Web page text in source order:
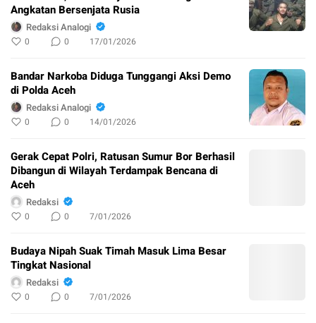
Angkatan Bersenjata Rusia
Redaksi Analogi
0 0 17/01/2026
Bandar Narkoba Diduga Tunggangi Aksi Demo
di Polda Aceh
Redaksi Analogi
0 0 14/01/2026
Gerak Cepat Polri, Ratusan Sumur Bor Berhasil
Dibangun di Wilayah Terdampak Bencana di
Aceh
Redaksi
0 0 7/01/2026
Budaya Nipah Suak Timah Masuk Lima Besar
Tingkat Nasional
Redaksi
0 0 7/01/2026